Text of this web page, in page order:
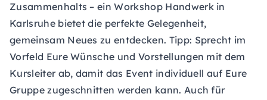
Zusammenhalts – ein Workshop Handwerk in
Karlsruhe bietet die perfekte Gelegenheit,
gemeinsam Neues zu entdecken. Tipp: Sprecht im
Vorfeld Eure Wünsche und Vorstellungen mit dem
Kursleiter ab, damit das Event individuell auf Eure
Gruppe zugeschnitten werden kann. Auch für